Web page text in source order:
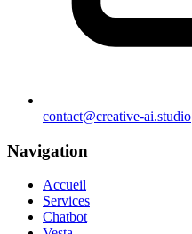
contact@creative-ai.studio
Navigation
Accueil
Services
Chatbot